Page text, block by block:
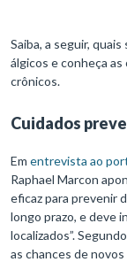
Saiba, a seguir,
álgicos e conheça
crônicos.
Cuidados
Em entrevista ao
Raphael Marcon
eficaz para prevenir
longo prazo, e deve
localizados”.
as chances de